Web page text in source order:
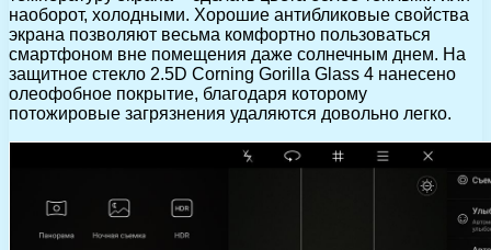
наоборот, холодными. Хорошие антибликовые свойства
экрана позволяют весьма комфортно пользоваться
смартфоном вне помещения даже солнечным днем. На
защитное стекло 2.5D Corning Gorilla Glass 4 нанесено
олеофобное покрытие, благодаря которому
потожировые загрязнения удаляются довольно легко.